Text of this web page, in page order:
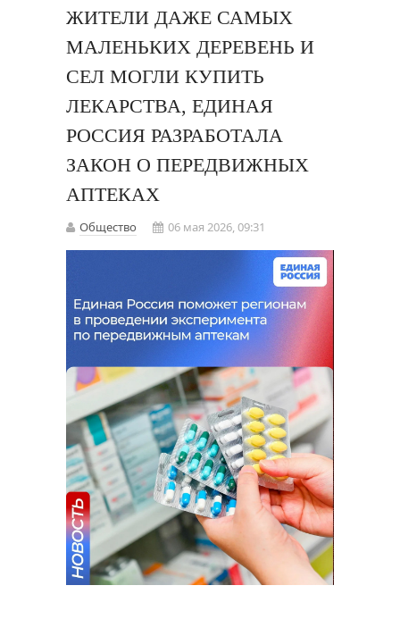
ЖИТЕЛИ ДАЖЕ САМЫХ
МАЛЕНЬКИХ ДЕРЕВЕНЬ И
СЕЛ МОГЛИ КУПИТЬ
ЛЕКАРСТВА, ЕДИНАЯ
РОССИЯ РАЗРАБОТАЛА
ЗАКОН О ПЕРЕДВИЖНЫХ
АПТЕКАХ
Общество 06 мая 2026, 09:31